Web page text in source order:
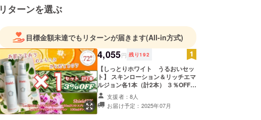
「物語」がたくさんあります。
まいにち鏡で見る自分の顔やからだにも、やさしい植物の香
りを捧げたい。
からだは地球の一部だから、地球を思うきもちをそのまん
ま、からだにも伝えたい。
「お肌をみてるよ、たいせつに思っているよ」
「ありがとう」と、すなおに伝えたい。
魔術から化粧品、厨房から医薬まで、人の暮らしを支えてき
た星の数ほどあるハーブのなかから、海のしずくと呼ばれる
リターンを選ぶ
目標金額未達でもリターンが届きます(All-in方式)
4,055円 残り192
【しっとりホワイト うるおいセッ
ト】 スキンローション＆リッチエマ
ルジョン各1本（計2本） ３％OFF価
格、送料無料にてお届けします。 ス
レンダー仕様＆軽量ボトルで持ち運
びも便利です。 ☆シュッと魔法のひ
支援者：8人
お届け予定：2025年07月